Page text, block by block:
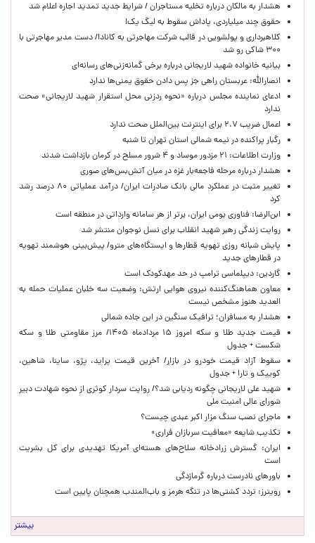
هشدار به مالکان درباره تخلیه مستاجران / شرایط جدید تمدید اجاره اعلام شد
حقوق چند میلیاردی، پاداش سقوط به لیگ یک!
کلاهبرداری و پولشویی در قالب شرکت مهاجرتی به کانادا/ دست مدیر مهاجرتی با
۳۰۰ شاکی رو شد
بیانیه خانواده شهید لاریجانی درباره برخی گمانه‌زنی‌های رسانه‌ای
انصارالله: عربستان راهی جز پس دادن حقوق یمنی‌ها ندارد
ادعای نماینده مجلس درباره «نحوه ردزنی محل استقرار شهید لاریجانی» صحت
ندارد
اعمال ضریب ۲.۷ برای اینترنت بین‌الملل صحت ندارد
رگبار پراکنده در نیمه شمالی استان تهران تا شنبه
وزارت اطلاعات: ۲۱ مزدور موساد و ۴ شرور مسلح در کرمان بازداشت شدند
هشدار درباره مرحله فاجعه‌بار غزه در میان آتش‌بس‌های صوری
تغییر مثبت در عملکرد مالی بانک صادرات ایران/ درآمد عملیاتی ۸۰ درصد رشد
کرد
ابن‌الرضا: فناوری بومی ایران، برتر از هر سامانه وارداتی در منطقه است
روایت زندگی رهبر شهید انقلاب برای نسل نوجوان منتشر شد
پایش شبانه روزی تهویه قطارها و ایستگاه‌های مترو/ پیش‌بینی هوشمند تهویه
در قطارهای جدید
گاردین: دیپلماسی ترامپ در حد مهدکودک است
معاون هماهنگ‌کننده نیروی هوایی ارتش: وضعیت سه خلبان عملیات حمله به
العدید هنوز مشخص نیست
هشدار به مسافران؛ ترافیک سنگین در این جاده شمالی
قیمت جدید طلا و سکه امروز ۱۵ مردادماه ۱۴۰۵/ مرز مقاومتی طلا و سکه
شکست + جدول
سقوط آزاد قیمت خودرو در بازار/ آخرین قیمت پراید، پژو، ساینا، شاهین،
کوییک و تارا + جدول
شهید علی لاریجانی چگونه ردیابی شد؟/ روایت سردار کوثری از نحوه شهادت دبیر
شورای عالی امنیت ملی
ماجرای نصب سنگ مزار اکبر عبدی چیست؟
تکذیب شایعه «معافیت سربازان فراری»
ایران: گسترش زرادخانه سلاح‌های هسته‌ای آمریکا تهدیدی برای کل بشریت
است
باورهای نادرست درباره گرمازدگی
رویترز: تردد کشتی‌ها در تنگه هرمز و باب‌المندب همچنان پایین است
بیشتر